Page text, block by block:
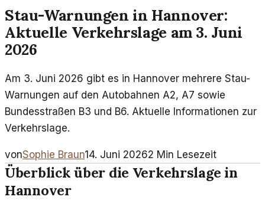
Stau-Warnungen in Hannover:
Aktuelle Verkehrslage am 3. Juni
2026
Am 3. Juni 2026 gibt es in Hannover mehrere Stau-
Warnungen auf den Autobahnen A2, A7 sowie
Bundesstraßen B3 und B6. Aktuelle Informationen zur
Verkehrslage.
vonSophie Braun14. Juni 20262 Min Lesezeit
Überblick über die Verkehrslage in
Hannover